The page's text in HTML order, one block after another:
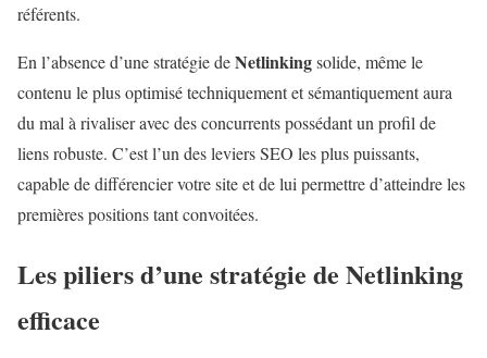
référents.
En l’absence d’une stratégie deNetlinkingsolide, même le
contenu le plus optimisé techniquement et sémantiquement aura
du mal à rivaliser avec des concurrents possédant un profil de
liens robuste. C’est l’un des leviers SEO les plus puissants,
capable de différencier votre site et de lui permettre d’atteindre les
premières positions tant convoitées.
Les piliers d’une stratégie de Netlinking
efficace